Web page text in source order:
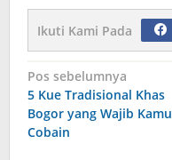
Ikuti Kami Pada
Navigasi
pos
Pos sebelumnya
5 Kue Tradisional Khas
Bogor yang Wajib Kamu
Cobain